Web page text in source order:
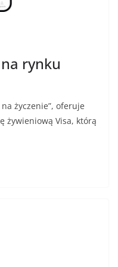
rynku
życzenie”, oferuje
żywieniową Visa, którą